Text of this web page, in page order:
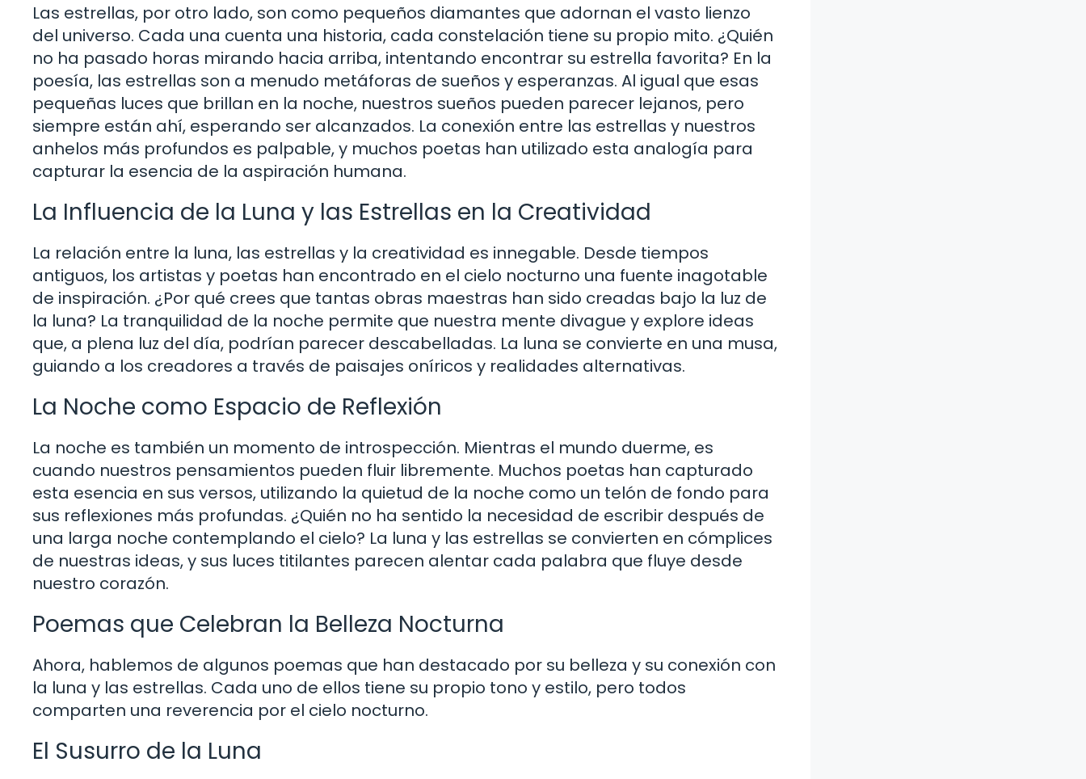
Las estrellas, por otro lado, son como pequeños diamantes que adornan el vasto lienzo
del universo. Cada una cuenta una historia, cada constelación tiene su propio mito. ¿Quién
no ha pasado horas mirando hacia arriba, intentando encontrar su estrella favorita? En la
poesía, las estrellas son a menudo metáforas de sueños y esperanzas. Al igual que esas
pequeñas luces que brillan en la noche, nuestros sueños pueden parecer lejanos, pero
siempre están ahí, esperando ser alcanzados. La conexión entre las estrellas y nuestros
anhelos más profundos es palpable, y muchos poetas han utilizado esta analogía para
capturar la esencia de la aspiración humana.
La Influencia de la Luna y las Estrellas en la Creatividad
La relación entre la luna, las estrellas y la creatividad es innegable. Desde tiempos
antiguos, los artistas y poetas han encontrado en el cielo nocturno una fuente inagotable
de inspiración. ¿Por qué crees que tantas obras maestras han sido creadas bajo la luz de
la luna? La tranquilidad de la noche permite que nuestra mente divague y explore ideas
que, a plena luz del día, podrían parecer descabelladas. La luna se convierte en una musa,
guiando a los creadores a través de paisajes oníricos y realidades alternativas.
La Noche como Espacio de Reflexión
La noche es también un momento de introspección. Mientras el mundo duerme, es
cuando nuestros pensamientos pueden fluir libremente. Muchos poetas han capturado
esta esencia en sus versos, utilizando la quietud de la noche como un telón de fondo para
sus reflexiones más profundas. ¿Quién no ha sentido la necesidad de escribir después de
una larga noche contemplando el cielo? La luna y las estrellas se convierten en cómplices
de nuestras ideas, y sus luces titilantes parecen alentar cada palabra que fluye desde
nuestro corazón.
Poemas que Celebran la Belleza Nocturna
Ahora, hablemos de algunos poemas que han destacado por su belleza y su conexión con
la luna y las estrellas. Cada uno de ellos tiene su propio tono y estilo, pero todos
comparten una reverencia por el cielo nocturno.
El Susurro de la Luna